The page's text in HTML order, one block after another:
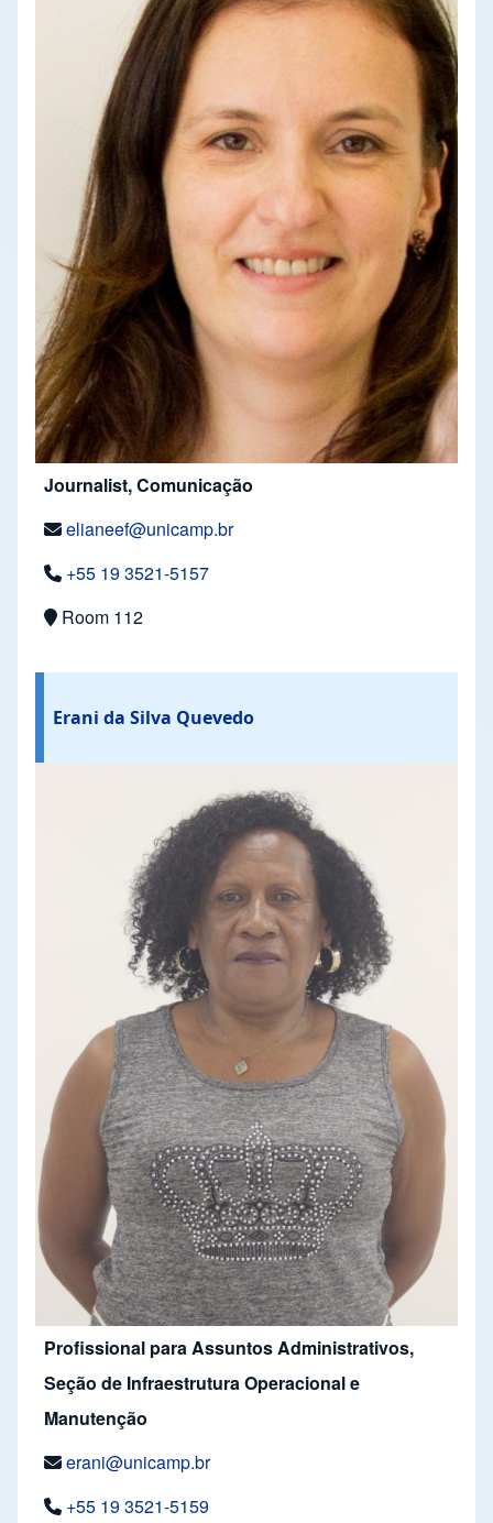
Journalist, Comunicação
elianeef@unicamp.br
+55 19 3521-5157
Room 112
Erani da Silva Quevedo
Profissional para Assuntos Administrativos,
Seção de Infraestrutura Operacional e
Manutenção
erani@unicamp.br
+55 19 3521-5159